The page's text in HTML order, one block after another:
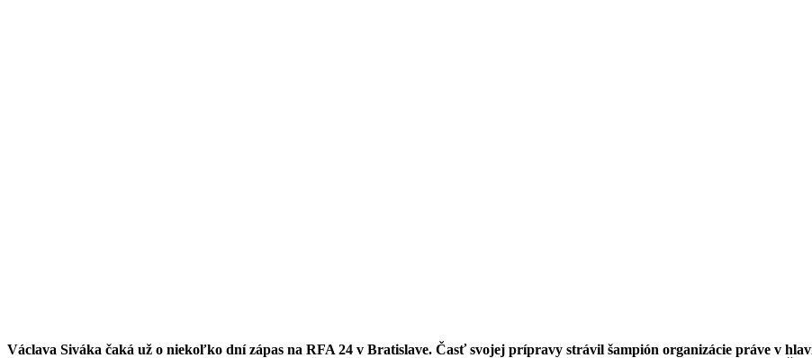
Václava Siváka čaká už o niekoľko dní zápas na RFA 24 v Bratislave. Časť svojej prípravy strávil šampión organizácie práve v